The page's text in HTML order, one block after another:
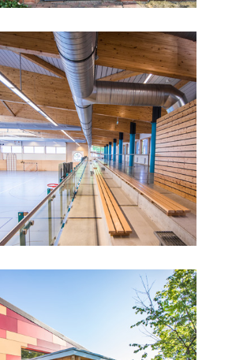
Sporthalle Loccum